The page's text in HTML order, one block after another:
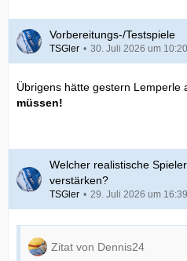
Vorbereitungs-/Testspiele
TSGler 30. Juli 2026 um 10:20
Übrigens hätte gestern Lemperle
müssen!
Welcher realistische
verstärken?
TSGler 29. Juli 2026 um 16:39
Zitat von Dennis24